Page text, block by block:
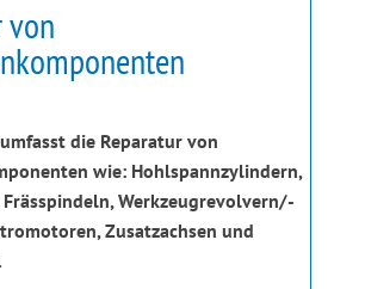
von
die Reparatur von
wie: Hohlspannzylindern,
Werkzeugrevolvern/-
Zusatzachsen und